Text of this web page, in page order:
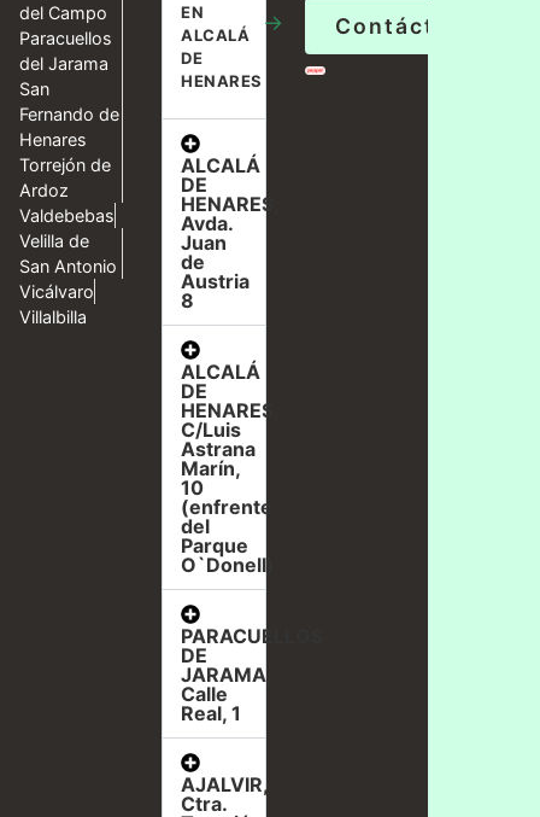
del Campo
Paracuellos
del Jarama
San
Fernando de
Henares
Torrejón de
Ardoz
Valdebebas
Velilla de
San Antonio
Vicálvaro
Villalbilla
EN
ALCALÁ
DE
HENARES
→
ALCALÁ
DE
HENARES,
Avda.
Juan
de
Austria
8
ALCALÁ
DE
HENARES,
C/Luis
Astrana
Marín,
10
(enfrente
del
Parque
O`Donell)
PARACUELLOS
DE
JARAMA,
Calle
Real, 1
AJALVIR,
Ctra.
Contáctanos